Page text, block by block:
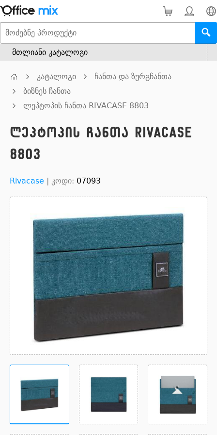
მთლიანი კატალოგი
კატალოგი
ჩანთა და ზურგჩანთა
ბიზნეს ჩანთა
ლეპტოპის ჩანთა RIVACASE 8803
ლეპტოპის ჩანთა RIVACASE
8803
Rivacase | კოდი: 07093